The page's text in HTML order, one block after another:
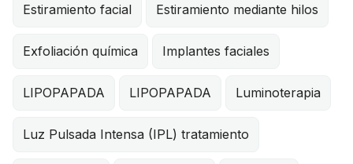
Estiramiento facial Estiramiento mediante hilos
Exfoliación química Implantes faciales
LIPOPAPADA LIPOPAPADA Luminoterapia
Luz Pulsada Intensa (IPL) tratamiento